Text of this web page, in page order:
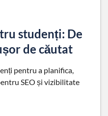
studenți: De
de căutat
pentru a planifica,
SEO și vizibilitate